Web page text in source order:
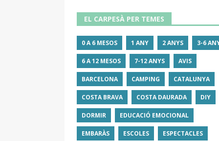
EL CARPESÀ PER TEMES
0 A 6 MESOS 1 ANY 2 ANYS 3-6
6 A 12 MESOS 7-12 ANYS AVIS
BARCELONA CAMPING CATALUNYA
COSTA BRAVA COSTA DAURADA DIY
DORMIR EDUCACIÓ EMOCIONAL
EMBARÀS ESCOLES ESPECTACLES